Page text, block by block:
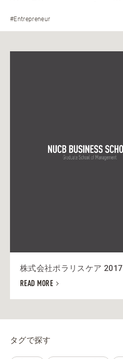
#Entrepreneur
株式会社ポラリスケア 2017
READ MORE
タグで探す